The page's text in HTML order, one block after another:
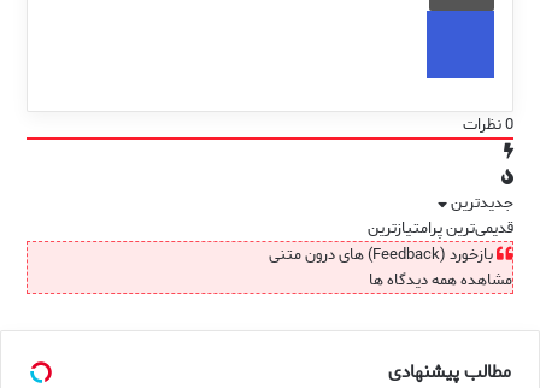
0نظرات
جدیدترین
قدیمی‌ترینپرامتیازترین
بازخورد (Feedback) های درون متنی
مشاهده همه دیدگاه ها
مطالب پیشنهادی